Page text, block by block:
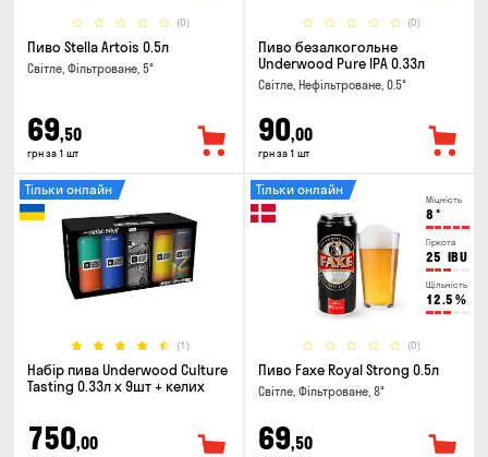
(0)
Пиво Stella Artois 0.5л
Світле, Фільтроване, 5°
69,50
грн за 1 шт
(0)
Пиво безалкогольне
Underwood Pure IPA 0.33л
Світле, Нефільтроване, 0.5°
90,00
грн за 1 шт
(1)
Тільки онлайн
Набір пива Underwood Culture
Tasting 0.33л x 9шт + келих
750,00
Міцність
8 °
Гіркота
25 IBU
Щільність
12.5 %
(0)
Тільки онлайн
Пиво Faxe Royal Strong 0.5л
Світле, Фільтроване, 8°
69,50